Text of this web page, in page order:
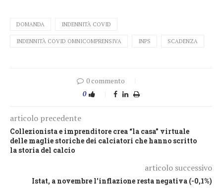
DOMANDA INDENNITÀ COVID
INDENNITÀ COVID OMNICOMPRENSIVA INPS SCADENZA
0 commento
0
articolo precedente
Collezionista e imprenditore crea “la casa” virtuale
delle maglie storiche dei calciatori che hanno scritto
la storia del calcio
articolo successivo
Istat, a novembre l’inflazione resta negativa (-0,1%)